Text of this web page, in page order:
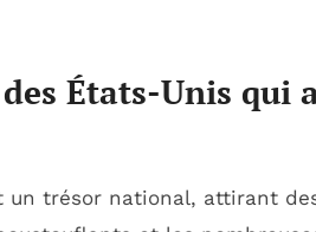
États-Unis qui
un trésor national, attirant